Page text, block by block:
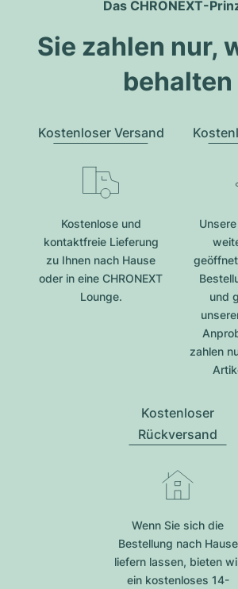
Das CHRONEXT-
Sie zahlen nur,
behalten
Kostenloser Versand
Kostenlose und
kontaktfreie Lieferung
zu Ihnen nach Hause
oder in eine CHRONEXT
Lounge.
und
zahlen
Kostenloser
Rückversand
Wenn Sie sich die
Bestellung nach Hause
liefern lassen, bieten
ein kostenloses 14-